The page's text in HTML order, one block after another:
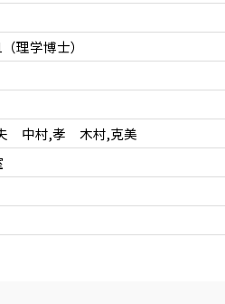
理学博士）
中村,孝 木村,克美